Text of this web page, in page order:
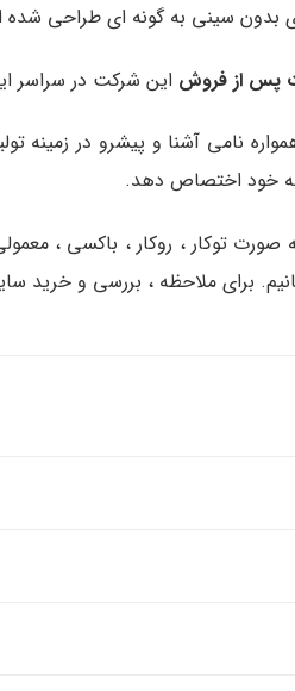
سینی به گونه ای طراحی شده
این شرکت در سراسر
آغاز به کار نموده و همواره نامی
به خود اختصاص دهد.
توکار ، روکار ، باکسی ،
برای ملاحظه ، بررسی و خرید